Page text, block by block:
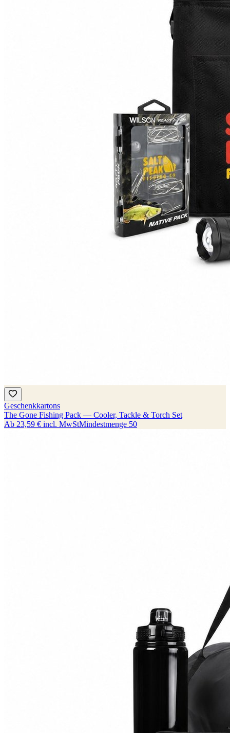
Geschenkkartons
The Gone Fishing Pack — Cooler, Tackle & Torch Set
Ab 23,59 € incl. MwStMindestmenge 50